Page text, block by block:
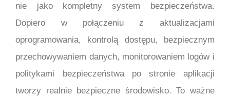
nie jako kompletny system bezpieczeństwa.
Dopiero w połączeniu z aktualizacjami
oprogramowania, kontrolą dostępu, bezpiecznym
przechowywaniem danych, monitorowaniem logów i
politykami bezpieczeństwa po stronie aplikacji
tworzy realnie bezpieczne środowisko. To ważne